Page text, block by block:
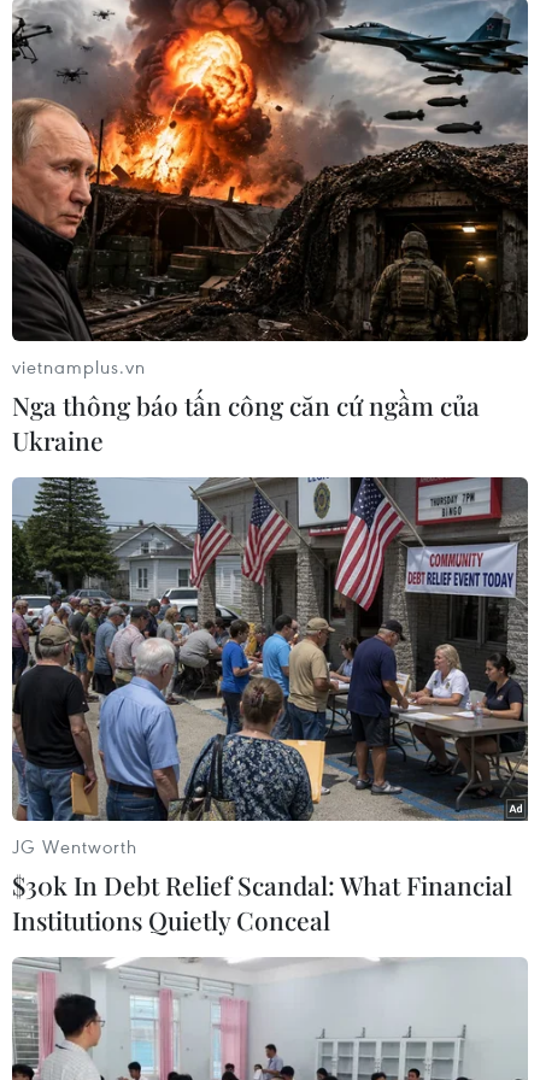
đầu thú để nhận sự khoan hồng của pháp luật.
Sau đó, người nhà của Dũng gọi điện thông báo
sẽ đưa đối tượng đến Cơ quan Công an đầu thú.
Đến tối 7/12, Dũng ra đầu thú./.
(TTXVN/Vietnam+)
#Camera an ninh #Hành hạ trẻ em
#Chích điện
#C45 Bộ công an
#Buôn bán ma túy
Tp. Hồ Chí Minh
Campuchia
Theo dõi VietnamPlus
TIN LIÊN QUAN
vietnamplus.vn
Nga thông báo tấn công căn cứ ngầm của
Ukraine
JG Wentworth
$30k In Debt Relief Scandal: What Financial
Institutions Quietly Conceal